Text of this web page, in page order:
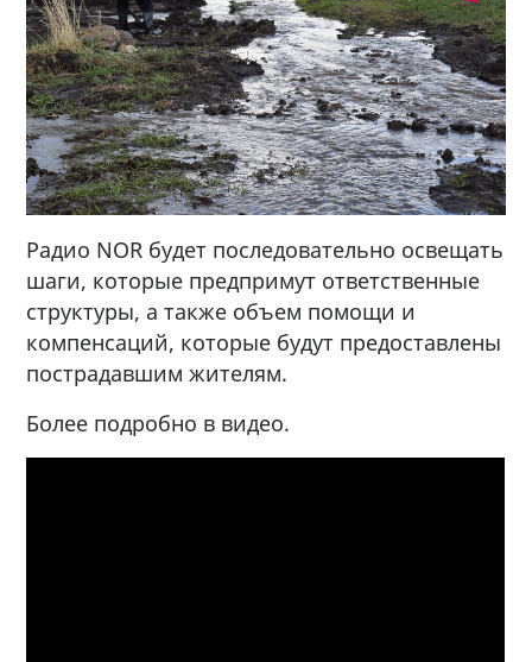
Радио NOR будет последовательно освещать
шаги, которые предпримут ответственные
структуры, а также объем помощи и
компенсаций, которые будут предоставлены
пострадавшим жителям.
Более подробно в видео.